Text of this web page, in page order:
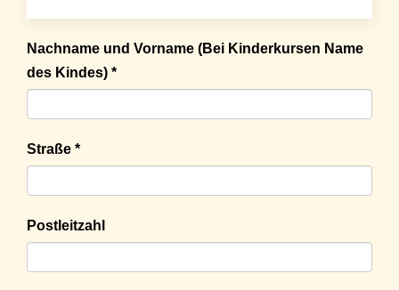
Nachname und Vorname (Bei Kinderkursen Name
des Kindes) *
Straße *
Postleitzahl